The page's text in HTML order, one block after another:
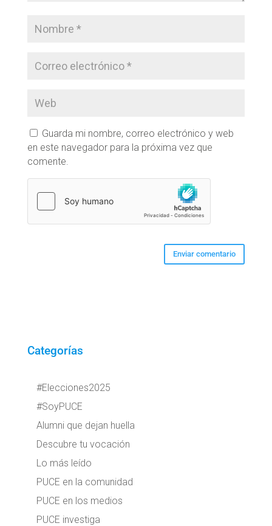
Guarda mi nombre, correo electrónico y web
en este navegador para la próxima vez que
comente.
Categorías
#Elecciones2025
#SoyPUCE
Alumni que dejan huella
Descubre tu vocación
Lo más leído
PUCE en la comunidad
PUCE en los medios
PUCE investiga